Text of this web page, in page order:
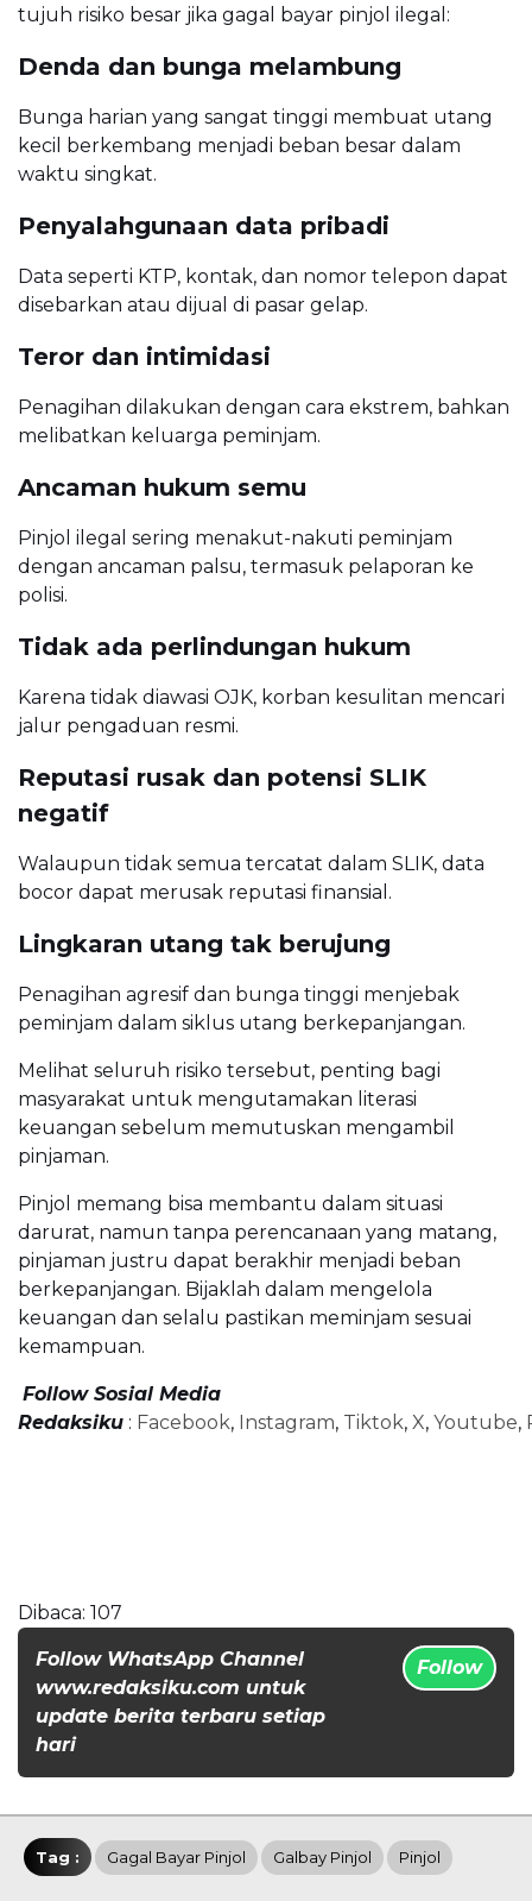
tujuh risiko besar jika gagal bayar pinjol ilegal:
Denda dan bunga melambung
Bunga harian yang sangat tinggi membuat utang
kecil berkembang menjadi beban besar dalam
waktu singkat.
Penyalahgunaan data pribadi
Data seperti KTP, kontak, dan nomor telepon dapat
disebarkan atau dijual di pasar gelap.
Teror dan intimidasi
Penagihan dilakukan dengan cara ekstrem, bahkan
melibatkan keluarga peminjam.
Ancaman hukum semu
Pinjol ilegal sering menakut-nakuti peminjam
dengan ancaman palsu, termasuk pelaporan ke
polisi.
Tidak ada perlindungan hukum
Karena tidak diawasi OJK, korban kesulitan mencari
jalur pengaduan resmi.
Reputasi rusak dan potensi SLIK
negatif
Walaupun tidak semua tercatat dalam SLIK, data
bocor dapat merusak reputasi finansial.
Lingkaran utang tak berujung
Penagihan agresif dan bunga tinggi menjebak
peminjam dalam siklus utang berkepanjangan.
Melihat seluruh risiko tersebut, penting bagi
masyarakat untuk mengutamakan literasi
keuangan sebelum memutuskan mengambil
pinjaman.
Pinjol memang bisa membantu dalam situasi
darurat, namun tanpa perencanaan yang matang,
pinjaman justru dapat berakhir menjadi beban
berkepanjangan. Bijaklah dalam mengelola
keuangan dan selalu pastikan meminjam sesuai
kemampuan.
Follow Sosial Media
Redaksiku : Facebook, Instagram, Tiktok, X, Youtube,
Dibaca: 107
Follow WhatsApp Channel
www.redaksiku.com untuk
update berita terbaru setiap
hari
Follow
Tag : Gagal Bayar Pinjol Galbay Pinjol Pinjol